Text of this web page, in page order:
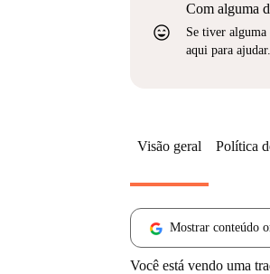
sentiment_very_satisfied
Com alguma
Se tiver alguma
aqui para ajudar.
Visão geral Política
Mostrar conteúdo
Você está vendo uma